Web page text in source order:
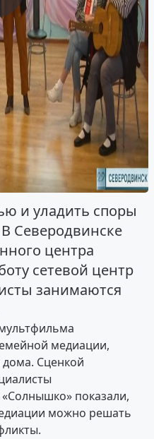
и уладить споры
Северодвинске
центра
сетевой центр
занимаются
медиации,
Сценкой
показали,
можно решать